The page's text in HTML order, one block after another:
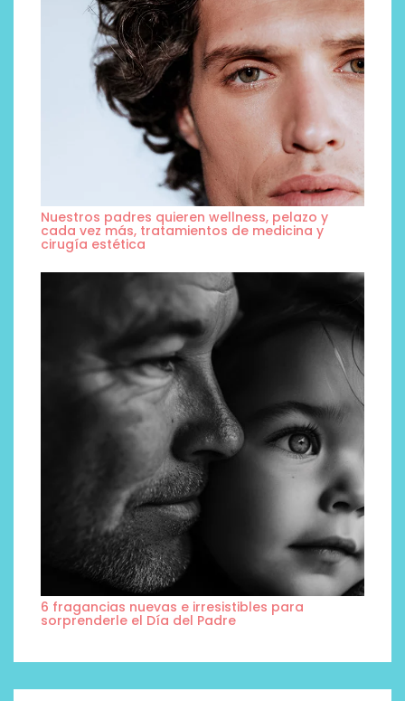
Nuestros padres quieren wellness, pelazo y
cada vez más, tratamientos de medicina y
cirugía estética
6 fragancias nuevas e irresistibles para
sorprenderle el Día del Padre